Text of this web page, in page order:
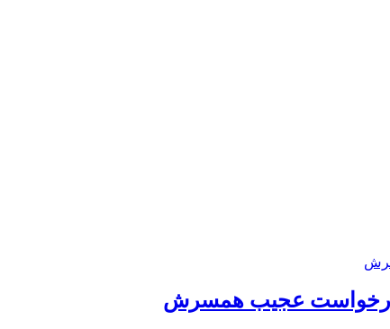
درخواست عجیب همسرش